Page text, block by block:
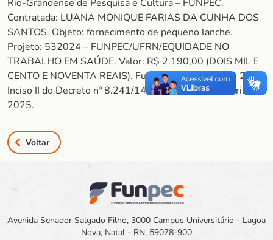
Rio-Grandense de Pesquisa e Cultura – FUNPEC.
Contratada: LUANA MONIQUE FARIAS DA CUNHA DOS
SANTOS. Objeto: fornecimento de pequeno lanche.
Projeto: 532024 – FUNPEC/UFRN/EQUIDADE NO
TRABALHO EM SAÚDE. Valor: R$ 2.190,00 (DOIS MIL E
CENTO E NOVENTA REAIS). Fundamento legal: Art. 26,
Inciso II do Decreto nº 8.241/14. Natal/RN, 24 de abril de
2025.
Voltar
Avenida Senador Salgado Filho, 3000 Campus Universitário - Lagoa
Nova, Natal - RN, 59078-900